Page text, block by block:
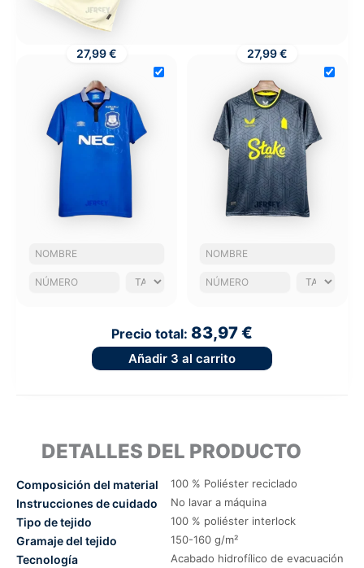
27,99 € 27,99 €
Precio total: 83,97 €
Añadir 3 al carrito
DETALLES DEL PRODUCTO
Composición del material 100 % Poliéster reciclado
Instrucciones de cuidado No lavar a máquina
Tipo de tejido 100 % poliéster interlock
Gramaje del tejido 150-160 g/m²
Tecnología Acabado hidrofílico de evacuación